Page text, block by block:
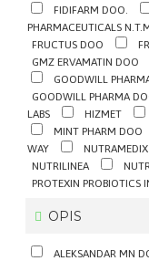
FIDIFARM DOO.
PHARMACEUTICALS
FRUCTUS DOO
GMZ ERVAMATIN DOO
GOODWILL
GOODWILL PHARMA
LABS
HIZMET
MINT PHARM DOO
WAY
NUTRAMEDIX
NUTRILINEA
PROTEXIN PROBIOTICS
PLEURAN S.R.O.
VITABIOTICS LTD.
OPIS
ALEKSANDAR MN